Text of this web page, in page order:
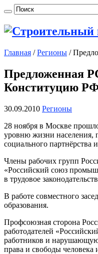
Главная / Регионы /
Предложенная
Конституцию
30.09.2010 Регионы
28 ноября в Москве
уровню жизни населения,
социального партнёрства
Члены рабочих групп
«Российский союз
в трудовое
В работе совместного
образования.
Профсоюзная сторона
работодателей
работников и
права и свободы человека